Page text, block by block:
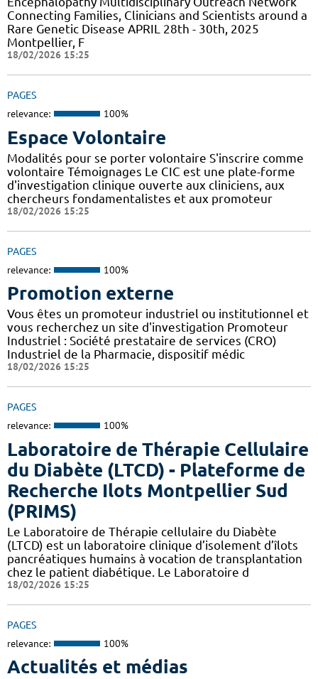
Connecting Families, Clinicians and Scientists around a
Rare Genetic Disease APRIL 28th - 30th, 2025
Montpellier, F
18/02/2026 15:25
PAGES
relevance: 100%
Espace Volontaire
Modalités pour se porter volontaire S'inscrire comme
volontaire Témoignages Le CIC est une plate-forme
d'investigation clinique ouverte aux cliniciens, aux
chercheurs fondamentalistes et aux promoteur
18/02/2026 15:25
PAGES
relevance: 100%
Promotion externe
Vous êtes un promoteur industriel ou institutionnel et
vous recherchez un site d'investigation Promoteur
Industriel : Société prestataire de services (CRO)
Industriel de la Pharmacie, dispositif médic
18/02/2026 15:25
PAGES
relevance: 100%
Laboratoire de Thérapie Cellulaire
du Diabète (LTCD) - Plateforme de
Recherche Ilots Montpellier Sud
(PRIMS)
Le Laboratoire de Thérapie cellulaire du Diabète
(LTCD) est un laboratoire clinique d’isolement d’îlots
pancréatiques humains à vocation de transplantation
chez le patient diabétique. Le Laboratoire d
18/02/2026 15:25
PAGES
relevance: 100%
Actualités et médias